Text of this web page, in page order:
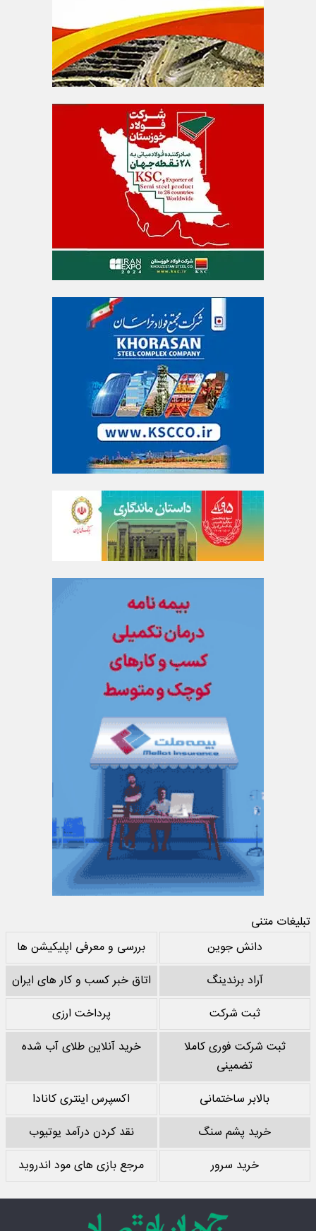
تبلیغات متنی
دانش جوین
بررسی و معرفی اپلیکیشن ها
آراد برندینگ
اتاق خبر کسب و کار های ایران
ثبت شرکت
پرداخت ارزی
ثبت شرکت فوری کاملا
تضمینی
خرید آنلاین طلای آب شده
بالابر ساختمانی
اکسپرس اینتری کانادا
خرید پشم سنگ
نقد کردن درآمد یوتیوب
خرید سرور
مرجع بازی های مود اندروید